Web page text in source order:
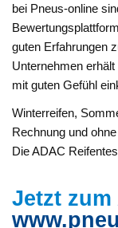
bei Pneus-online
guten Erfahrungen
Unternehmen
mit guten Gefühl
Winterreifen,
Rechnung und
Die ADAC
Jetzt